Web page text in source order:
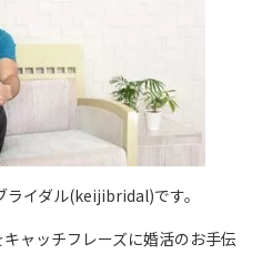
イダル(keijibridal)です。
ャッチフレーズに婚活のお手伝